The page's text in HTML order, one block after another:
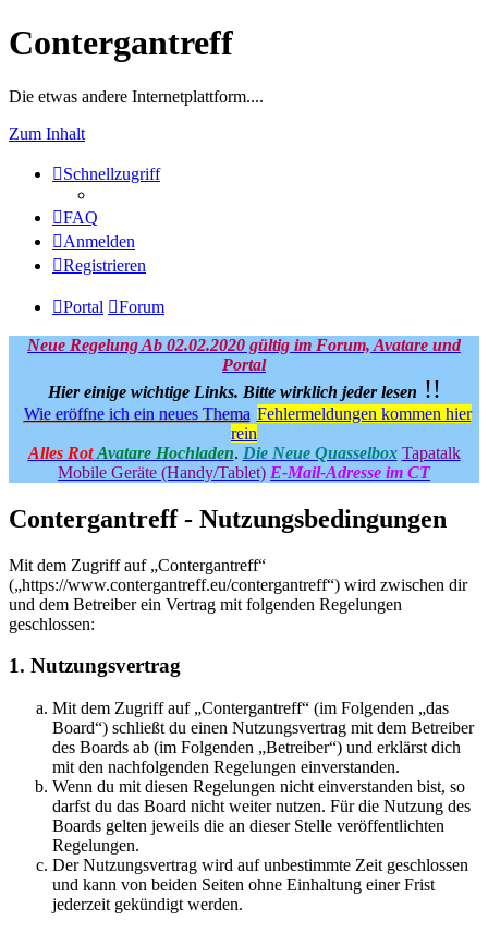
Contergantreff
Die etwas andere Internetplattform....
Zum Inhalt
Schnellzugriff
FAQ
Anmelden
Registrieren
Portal Forum
Neue Regelung Ab 02.02.2020 gültig im Forum, Avatare und
Portal
Hier einige wichtige Links. Bitte wirklich jeder lesen !!
Wie eröffne ich ein neues Thema Fehlermeldungen kommen hier
rein
Alles Rot Avatare Hochladen. Die Neue Quasselbox Tapatalk
Mobile Geräte (Handy/Tablet) E-Mail-Adresse im CT
Contergantreff - Nutzungsbedingungen
Mit dem Zugriff auf „Contergantreff“
(„https://www.contergantreff.eu/contergantreff“) wird zwischen dir
und dem Betreiber ein Vertrag mit folgenden Regelungen
geschlossen:
1. Nutzungsvertrag
Mit dem Zugriff auf „Contergantreff“ (im Folgenden „das
Board“) schließt du einen Nutzungsvertrag mit dem Betreiber
des Boards ab (im Folgenden „Betreiber“) und erklärst dich
mit den nachfolgenden Regelungen einverstanden.
Wenn du mit diesen Regelungen nicht einverstanden bist, so
darfst du das Board nicht weiter nutzen. Für die Nutzung des
Boards gelten jeweils die an dieser Stelle veröffentlichten
Regelungen.
Der Nutzungsvertrag wird auf unbestimmte Zeit geschlossen
und kann von beiden Seiten ohne Einhaltung einer Frist
jederzeit gekündigt werden.